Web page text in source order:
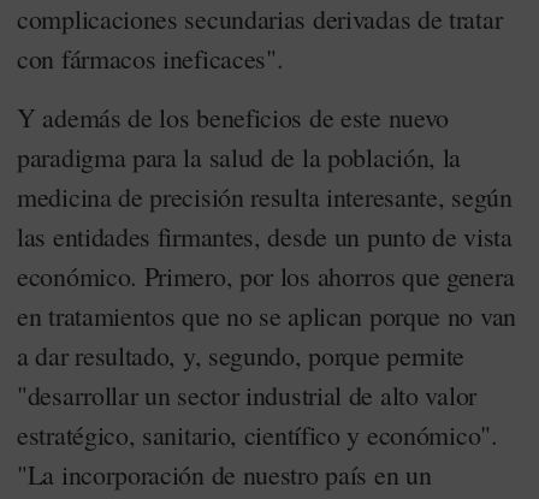
complicaciones secundarias derivadas de tratar
con fármacos ineficaces".
Y además de los beneficios de este nuevo
paradigma para la salud de la población, la
medicina de precisión resulta interesante, según
las entidades firmantes, desde un punto de vista
económico. Primero, por los ahorros que genera
en tratamientos que no se aplican porque no van
a dar resultado, y, segundo, porque permite
"desarrollar un sector industrial de alto valor
estratégico, sanitario, científico y económico".
"La incorporación de nuestro país en un